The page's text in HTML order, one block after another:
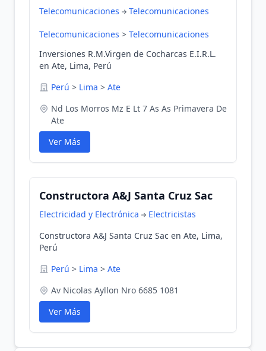
Telecomunicaciones Telecomunicaciones
Telecomunicaciones > Telecomunicaciones
Inversiones R.M.Virgen de Cocharcas E.I.R.L.
en Ate, Lima, Perú
Perú > Lima > Ate
Nd Los Morros Mz E Lt 7 As As Primavera De
Ate
Ver Más
Constructora A&J Santa Cruz Sac
Electricidad y Electrónica
Electricistas
Constructora A&J Santa Cruz Sac en Ate, Lima,
Perú
Perú > Lima > Ate
Av Nicolas Ayllon Nro 6685 1081
Ver Más